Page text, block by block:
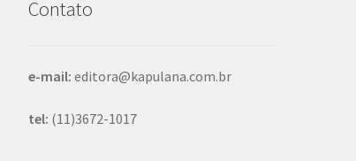
Contato
e-mail: editora@kapulana.com.br
tel: (11)3672-1017